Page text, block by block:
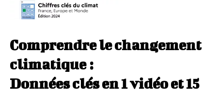
Comprendre le changement
climatique :
Données clés en 1 vidéo et 15